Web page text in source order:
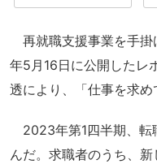
再就職支援事業を手
年5月16日に公開したレ
透により、「仕事を求め
2023年第1四半期、転
んだ。求職者のうち、